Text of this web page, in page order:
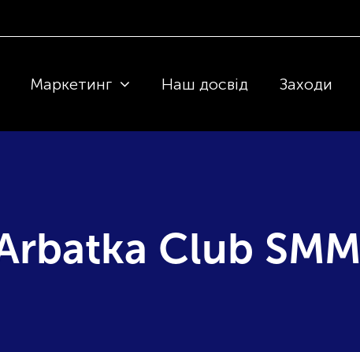
Маркетинг Наш досвід Заходи
Club SMM